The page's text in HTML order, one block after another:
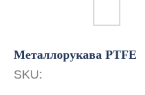
Металлорукава PTFE
SKU: